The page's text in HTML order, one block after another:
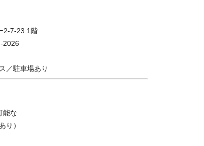
2-7-23 1階
2026
／駐車場あり
能な
り）